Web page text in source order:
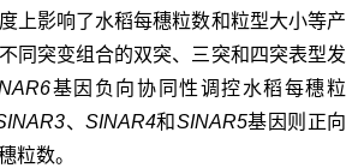
上影响了水稻每穗粒数和粒型大小等产
同突变组合的双突、三突和四突表型发
基因负向协同性调控水稻每穗粒
、SINAR4和SINAR5基因则正向
粒数。